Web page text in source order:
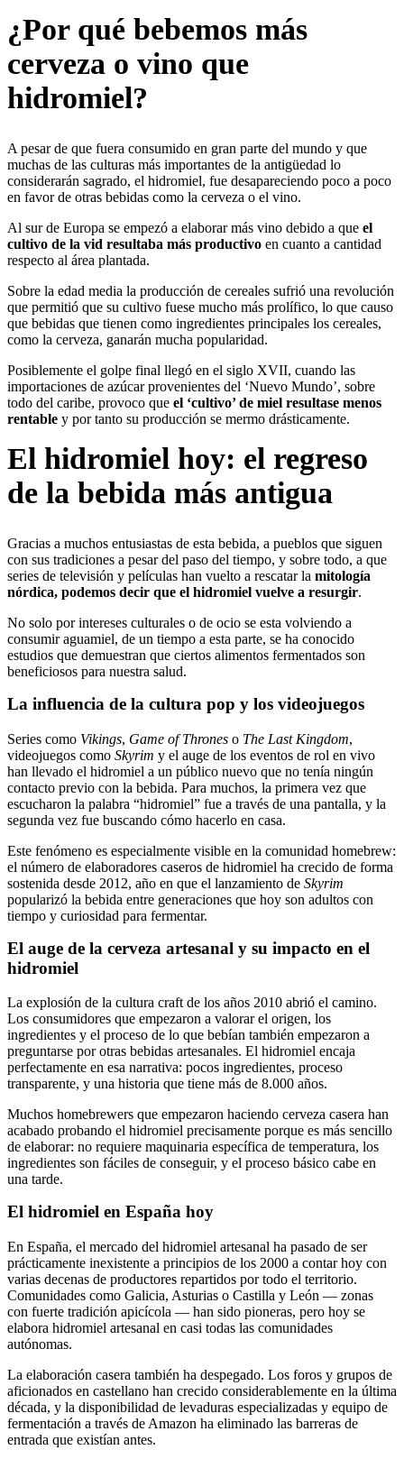
¿Por qué bebemos más
cerveza o vino que
hidromiel?
A pesar de que fuera consumido en gran parte del mundo y que
muchas de las culturas más importantes de la antigüedad lo
considerarán sagrado, el hidromiel, fue desapareciendo poco a poco
en favor de otras bebidas como la cerveza o el vino.
Al sur de Europa se empezó a elaborar más vino debido a que el
cultivo de la vid resultaba más productivo en cuanto a cantidad
respecto al área plantada.
Sobre la edad media la producción de cereales sufrió una revolución
que permitió que su cultivo fuese mucho más prolífico, lo que causo
que bebidas que tienen como ingredientes principales los cereales,
como la cerveza, ganarán mucha popularidad.
Posiblemente el golpe final llegó en el siglo XVII, cuando las
importaciones de azúcar provenientes del ‘Nuevo Mundo’, sobre
todo del caribe, provoco que el ‘cultivo’ de miel resultase menos
rentable y por tanto su producción se mermo drásticamente.
El hidromiel hoy: el regreso
de la bebida más antigua
Gracias a muchos entusiastas de esta bebida, a pueblos que siguen
con sus tradiciones a pesar del paso del tiempo, y sobre todo, a que
series de televisión y películas han vuelto a rescatar la mitología
nórdica, podemos decir que el hidromiel vuelve a resurgir.
No solo por intereses culturales o de ocio se esta volviendo a
consumir aguamiel, de un tiempo a esta parte, se ha conocido
estudios que demuestran que ciertos alimentos fermentados son
beneficiosos para nuestra salud.
La influencia de la cultura pop y los videojuegos
Series como Vikings, Game of Thrones o The Last Kingdom,
videojuegos como Skyrim y el auge de los eventos de rol en vivo
han llevado el hidromiel a un público nuevo que no tenía ningún
contacto previo con la bebida. Para muchos, la primera vez que
escucharon la palabra “hidromiel” fue a través de una pantalla, y la
segunda vez fue buscando cómo hacerlo en casa.
Este fenómeno es especialmente visible en la comunidad homebrew:
el número de elaboradores caseros de hidromiel ha crecido de forma
sostenida desde 2012, año en que el lanzamiento de Skyrim
popularizó la bebida entre generaciones que hoy son adultos con
tiempo y curiosidad para fermentar.
El auge de la cerveza artesanal y su impacto en el
hidromiel
La explosión de la cultura craft de los años 2010 abrió el camino.
Los consumidores que empezaron a valorar el origen, los
ingredientes y el proceso de lo que bebían también empezaron a
preguntarse por otras bebidas artesanales. El hidromiel encaja
perfectamente en esa narrativa: pocos ingredientes, proceso
transparente, y una historia que tiene más de 8.000 años.
Muchos homebrewers que empezaron haciendo cerveza casera han
acabado probando el hidromiel precisamente porque es más sencillo
de elaborar: no requiere maquinaria específica de temperatura, los
ingredientes son fáciles de conseguir, y el proceso básico cabe en
una tarde.
El hidromiel en España hoy
En España, el mercado del hidromiel artesanal ha pasado de ser
prácticamente inexistente a principios de los 2000 a contar hoy con
varias decenas de productores repartidos por todo el territorio.
Comunidades como Galicia, Asturias o Castilla y León — zonas
con fuerte tradición apicícola — han sido pioneras, pero hoy se
elabora hidromiel artesanal en casi todas las comunidades
autónomas.
La elaboración casera también ha despegado. Los foros y grupos de
aficionados en castellano han crecido considerablemente en la última
década, y la disponibilidad de levaduras especializadas y equipo de
fermentación a través de Amazon ha eliminado las barreras de
entrada que existían antes.